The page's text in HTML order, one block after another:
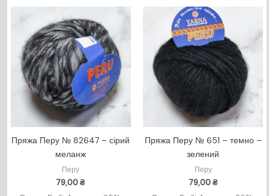
Пряжа Перу № 82647 – сірий
меланж
Перу
79,00₴
Пряжа Перу № 651 – темно –
зелений
Перу
79,00₴